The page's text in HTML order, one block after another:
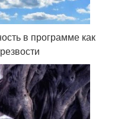
в программе как